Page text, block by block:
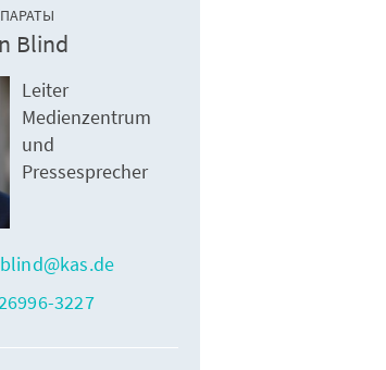
Blind
Leiter
Medienzentrum
und
Pressesprecher
3227